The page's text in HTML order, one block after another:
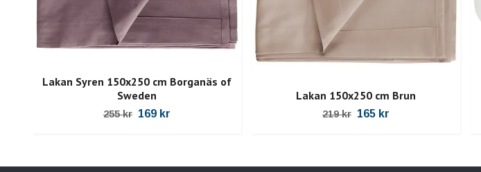
Lakan Syren 150x250 cm Borganäs of
Sweden
255 kr 169 kr
Lakan 150x250 cm Brun
219 kr 165 kr